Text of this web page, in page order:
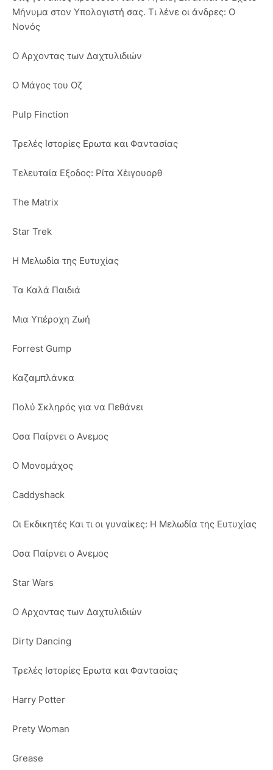
Μήνυμα στον Υπολογιστή σας. Τι λένε οι άνδρες: Ο
Νονός
Ο Αρχοντας των Δαχτυλιδιών
Ο Μάγος του Οζ
Pulp Finction
Τρελές Ιστορίες Ερωτα και Φαντασίας
Τελευταία Εξοδος: Ρίτα Χέιγουορθ
The Matrix
Star Trek
Η Μελωδία της Ευτυχίας
Τα Καλά Παιδιά
Μια Υπέροχη Ζωή
Forrest Gump
Καζαμπλάνκα
Πολύ Σκληρός για να Πεθάνει
Οσα Παίρνει ο Ανεμος
Ο Μονομάχος
Caddyshack
Οι Εκδικητές Και τι οι γυναίκες: Η Μελωδία της Ευτυχίας
Οσα Παίρνει ο Ανεμος
Star Wars
Ο Αρχοντας των Δαχτυλιδιών
Dirty Dancing
Τρελές Ιστορίες Ερωτα και Φαντασίας
Harry Potter
Prety Woman
Grease